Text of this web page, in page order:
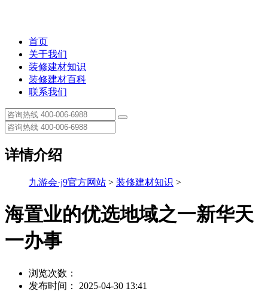
首页
关于我们
装修建材知识
装修建材百科
联系我们
详情介绍
九游会·j9官方网站 > 装修建材知识 >
海置业的优选地域之一新华天
一办事
浏览次数：
发布时间： 2025-04-30 13:41